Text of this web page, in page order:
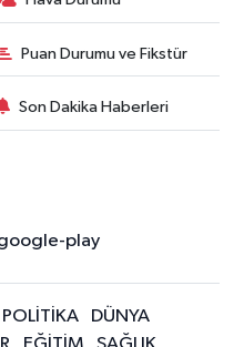
Puan Durumu ve Fikstür
Son Dakika Haberleri
POLİTİKA
DÜNYA